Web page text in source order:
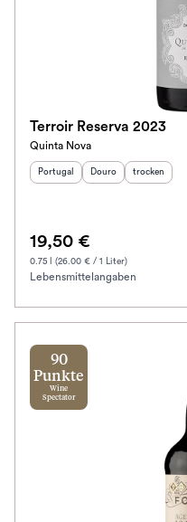
Terroir Reserva 2023
Quinta Nova
Herkunftsland:
Portugal Herkunftsregion:
Douro Geschmack
trocken
19,50 €
0.75 l (26.00 € / 1 Liter)
Lebensmittelangaben
90
Punkte
Wine
Spectator